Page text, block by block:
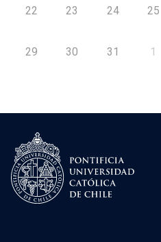
22 23 24 25
29 30 31 1